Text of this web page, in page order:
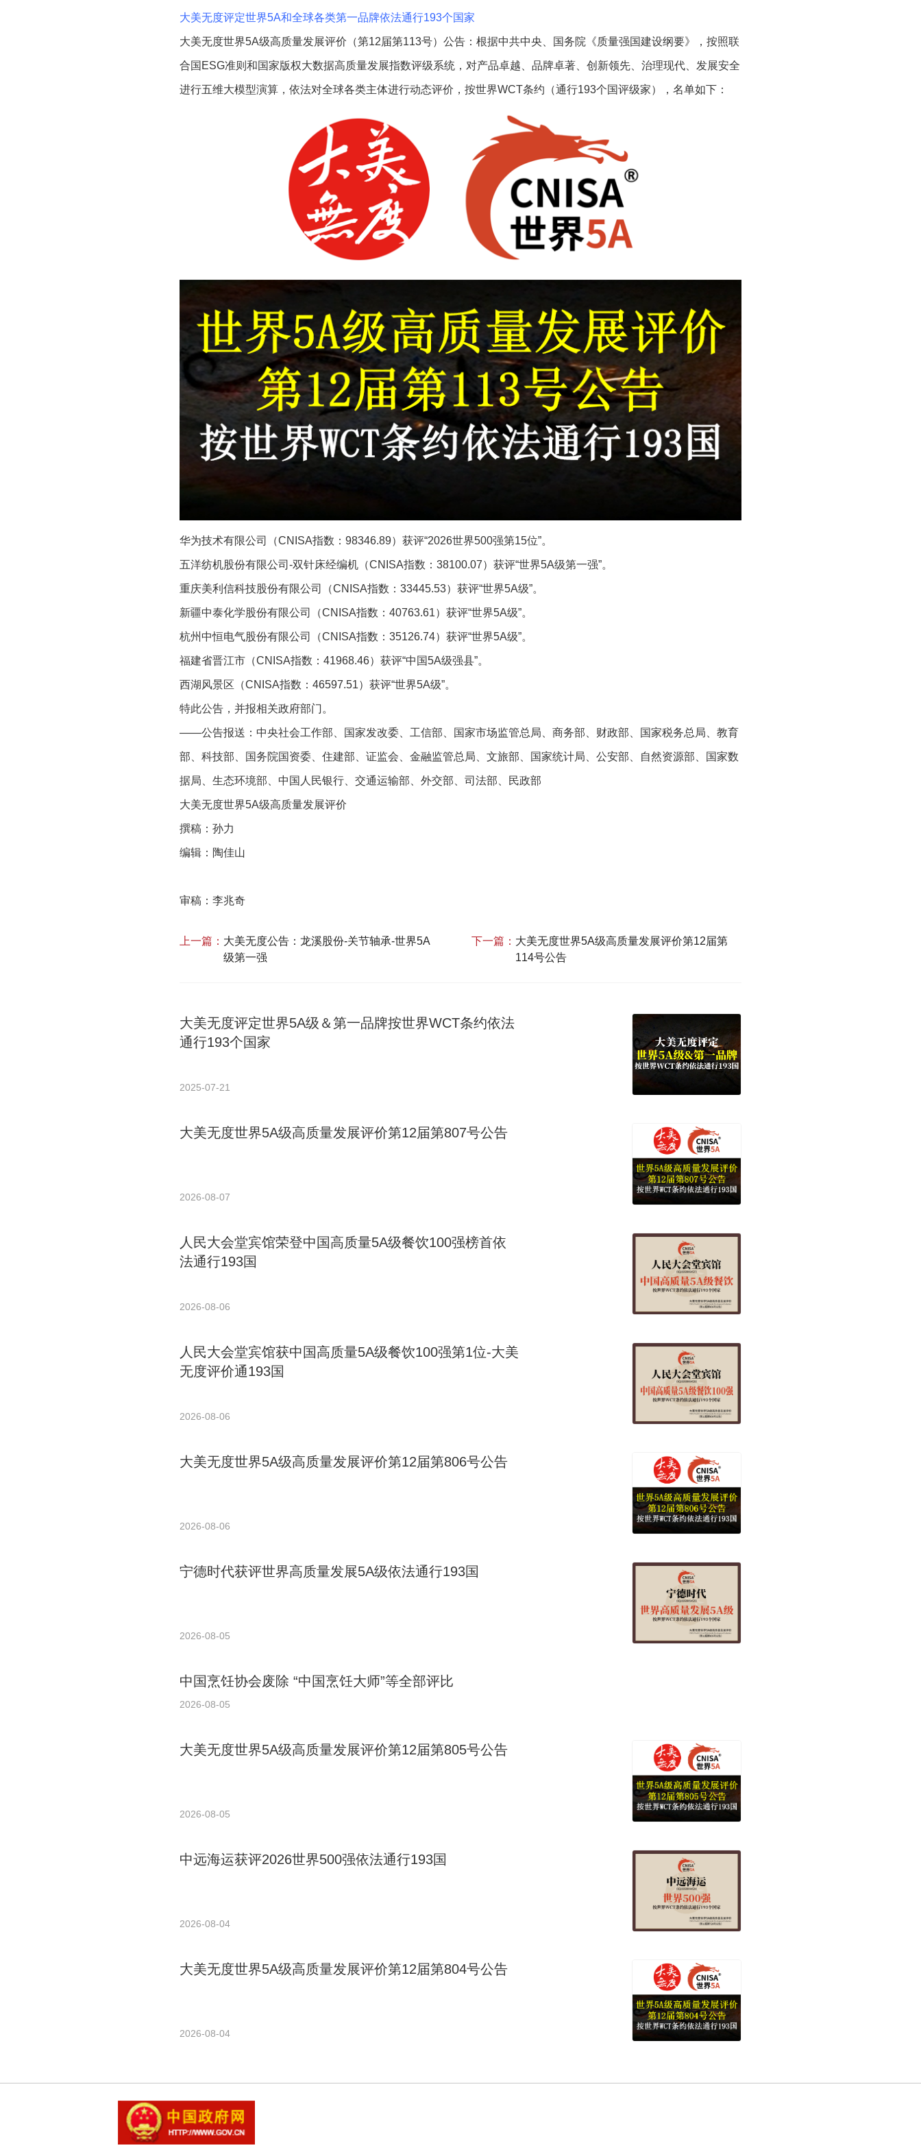
大美无度评定世界5A和全球各类第一品牌依法通行193个国家
大美无度世界5A级高质量发展评价（第12届第113号）公告：根据中共中央、国务院《质量强国建设纲要》，按照联
合国ESG准则和国家版权大数据高质量发展指数评级系统，对产品卓越、品牌卓著、创新领先、治理现代、发展安全
进行五维大模型演算，依法对全球各类主体进行动态评价，按世界WCT条约（通行193个国评级家），名单如下：
华为技术有限公司（CNISA指数：98346.89）获评“2026世界500强第15位”。
五洋纺机股份有限公司-双针床经编机‌（CNISA指数：38100.07）获评“世界5A级第一强”。
重庆美利信科技股份有限公司（CNISA指数：33445.53）获评“世界5A级”。
新疆中泰化学股份有限公司（CNISA指数：40763.61）获评“世界5A级”。
杭州中恒电气股份有限公司（CNISA指数：35126.74）获评“世界5A级”。
福建省晋江市（CNISA指数：41968.46）获评“中国5A级强县”。
西湖风景区（CNISA指数：46597.51）获评“世界5A级”。
特此公告，并报相关政府部门。
——公告报送：中央社会工作部、国家发改委、工信部、国家市场监管总局、商务部、财政部、国家税务总局、教育
部、科技部、国务院国资委、住建部、证监会、金融监管总局、文旅部、国家统计局、公安部、自然资源部、国家数
据局、生态环境部、中国人民银行、交通运输部、外交部、司法部、民政部
大美无度世界5A级高质量发展评价
撰稿：孙力
编辑：陶佳山
审稿：李兆奇
上一篇： 大美无度公告：龙溪股份-关节轴承‌-世界5A
级第一强
下一篇： 大美无度世界5A级高质量发展评价第12届第
114号公告
大美无度评定世界5A级＆第一品牌按世界WCT条约依法
通行193个国家
2025-07-21
大美无度世界5A级高质量发展评价第12届第807号公告
2026-08-07
人民大会堂宾馆荣登中国高质量5A级餐饮100强榜首依
法通行193国
2026-08-06
人民大会堂宾馆获中国高质量5A级餐饮100强第1位-大美
无度评价通193国
2026-08-06
大美无度世界5A级高质量发展评价第12届第806号公告
2026-08-06
宁德时代获评世界高质量发展5A级依法通行193国
2026-08-05
中国烹饪协会废除 “中国烹饪大师”等全部评比
2026-08-05
大美无度世界5A级高质量发展评价第12届第805号公告
2026-08-05
中远海运获评2026世界500强依法通行193国
2026-08-04
大美无度世界5A级高质量发展评价第12届第804号公告
2026-08-04